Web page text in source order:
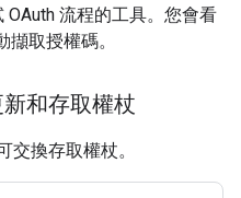
OAuth 流程的工具。您會看
擷取授權碼。
和存取權杖
交換存取權杖。